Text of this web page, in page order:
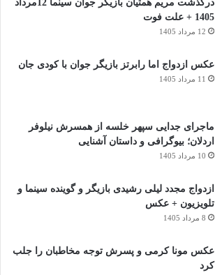
درگذشت مریم همتیان بازیگر جوان سینما 12مرداد
1405 + علت فوت
12 مرداد 1405
عکس ازدواج اما رابرتز بازیگر جوان با کودی جان
11 مرداد 1405
ماجرای جدایی سپهر خلسه از همسرش نیلوفر
اردلان؛ بیوگرافی و داستان آشنایی
10 مرداد 1405
ازدواج مجدد لیلی رشیدی بازیگر و گوینده سینما و
تلویزیون + عکس
8 مرداد 1405
عکس مونا کرمی و پسرش توجه مخاطبان را جلب
کرد